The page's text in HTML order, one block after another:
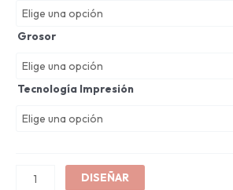
Grosor
Tecnología Impresión
DISEÑAR